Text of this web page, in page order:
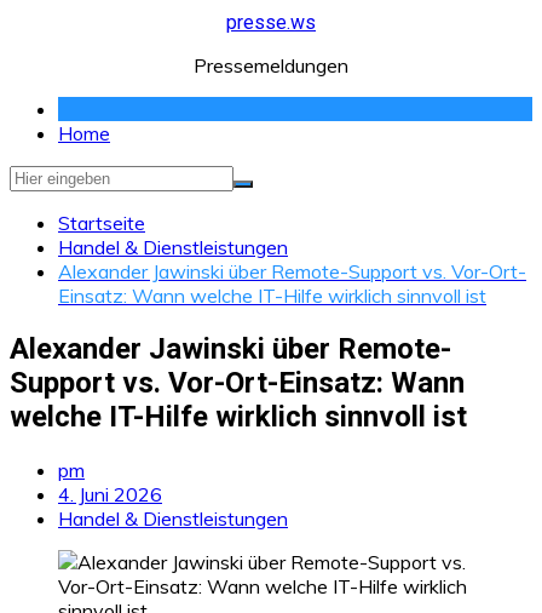
presse.ws
Pressemeldungen
Home
Startseite
Handel & Dienstleistungen
Alexander Jawinski über Remote-Support vs. Vor-Ort-
Einsatz: Wann welche IT-Hilfe wirklich sinnvoll ist
Alexander Jawinski über Remote-
Support vs. Vor-Ort-Einsatz: Wann
welche IT-Hilfe wirklich sinnvoll ist
pm
4. Juni 2026
Handel & Dienstleistungen